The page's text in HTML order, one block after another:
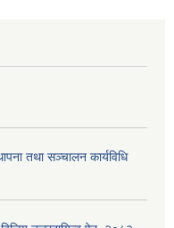
तथा सञ्चालन कार्यविधि